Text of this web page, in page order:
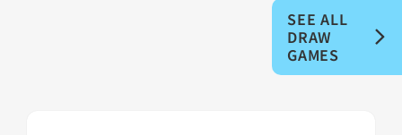
SEE ALL
DRAW
GAMES